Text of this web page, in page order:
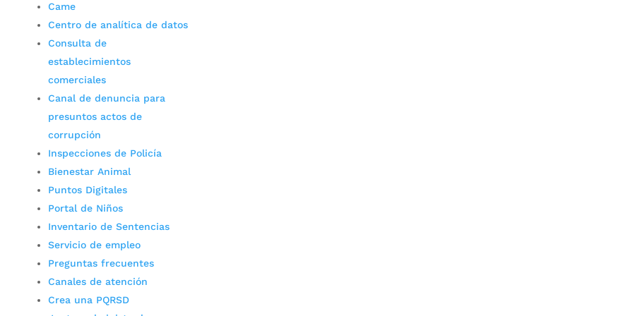
Came
Centro de analítica de datos
Consulta de
establecimientos
comerciales
Canal de denuncia para
presuntos actos de
corrupción
Inspecciones de Policía
Bienestar Animal
Puntos Digitales
Portal de Niños
Inventario de Sentencias
Servicio de empleo
Preguntas frecuentes
Canales de atención
Crea una PQRSD